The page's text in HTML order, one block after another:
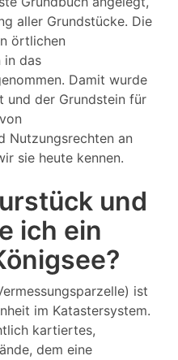
aller Grundstücke. Die
örtlichen
in das
Damit wurde
und der Grundstein für
Nutzungsrechten an
sie heute kennen.
und
ich ein
ist
im Katastersystem.
kartiertes,
dem eine